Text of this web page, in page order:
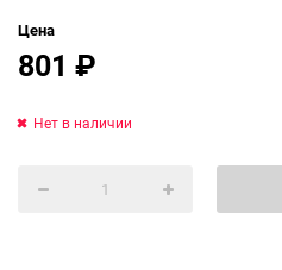
Цена
801 ₽
Нет в наличии